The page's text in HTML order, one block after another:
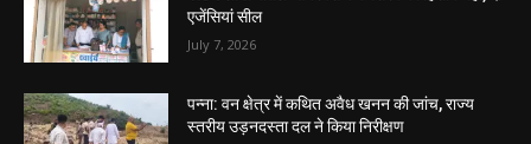
एजेंसियां सील
July 7, 2026
पन्ना: वन क्षेत्र में कथित अवैध खनन की जांच, राज्य
स्तरीय उड़नदस्ता दल ने किया निरीक्षण